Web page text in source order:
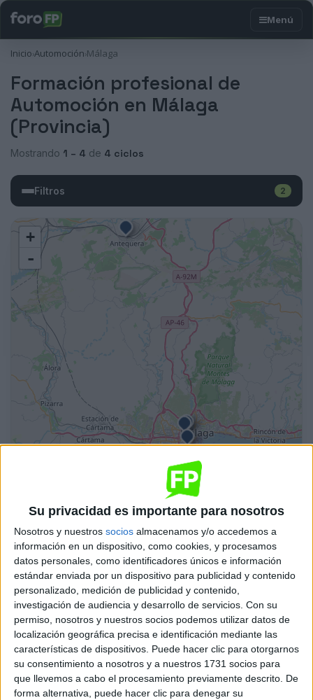
Su privacidad es importante para nosotros
Nosotros y nuestros socios almacenamos y/o accedemos a
información en un dispositivo, como cookies, y procesamos
datos personales, como identificadores únicos e información
estándar enviada por un dispositivo para publicidad y contenido
personalizado, medición de publicidad y contenido,
investigación de audiencia y desarrollo de servicios. Con su
permiso, nosotros y nuestros socios podemos utilizar datos de
localización geográfica precisa e identificación mediante las
características de dispositivos. Puede hacer clic para otorgarnos
su consentimiento a nosotros y a nuestros 1731 socios para
que llevemos a cabo el procesamiento previamente descrito. De
forma alternativa, puede hacer clic para denegar su
Inicio›Automoción›Málaga
Formación profesional de
Automoción en Málaga
(Provincia)
Mostrando 1 – 4 de 4 ciclos
Filtros 2
Automoción
IES Politécnico Jesús Marín
Málaga Grado Superior Público
MODALIDADPresencial
Automoción
Colegio San José
Málaga Grado Superior Concertado
MODALIDADPresencial
+
-